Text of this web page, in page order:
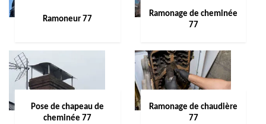
Ramoneur 77
Ramonage de cheminée
77
Pose de chapeau de
cheminée 77
Ramonage de chaudière
77